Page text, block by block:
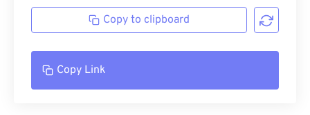
Copy to clipboard
Copy Link